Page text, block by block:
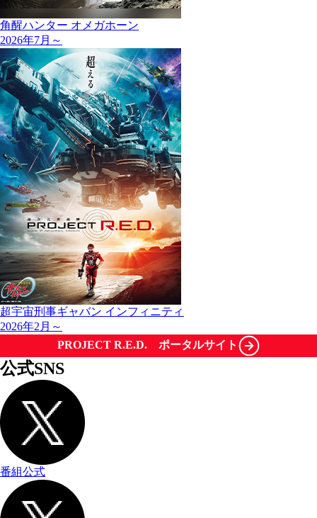
角醒ハンター オメガホーン
2026年7月～
超宇宙刑事ギャバン インフィニティ
2026年2月～
PROJECT R.E.D. ポータルサイト
公式SNS
番組公式